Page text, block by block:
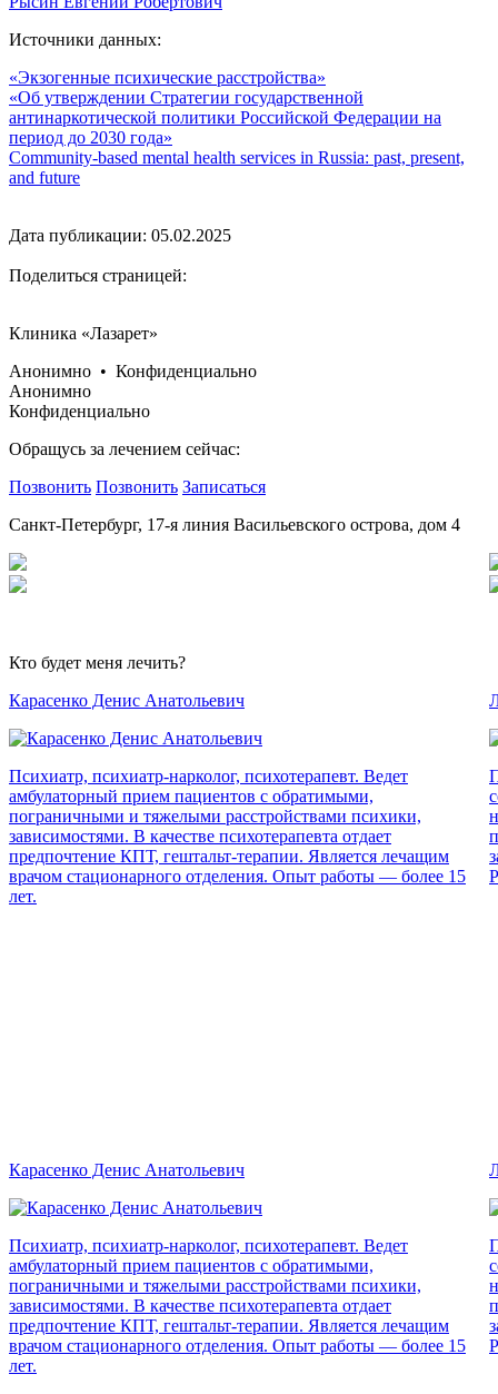
Источники данных:
«Экзогенные психические расстройства»
«Об утверждении Стратегии государственной
антинаркотической политики Российской Федерации на
период до 2030 года»
Community-based mental health services in Russia: past, present,
and future
Дата публикации: 05.02.2025
Поделиться страницей:
Клиника «Лазарет»
Анонимно • Конфиденциально
Анонимно
Конфиденциально
Обращусь за лечением сейчас:
Позвонить Позвонить Записаться
Санкт-Петербург, 17-я линия Васильевского острова, дом 4
Кто будет меня лечить?
Карасенко Денис Анатольевич
Психиатр, психиатр-нарколог, психотерапевт. Ведет
амбулаторный прием пациентов с обратимыми,
пограничными и тяжелыми расстройствами психики,
зависимостями. В качестве психотерапевта отдает
предпочтение КПТ, гештальт-терапии. Является лечащим
врачом стационарного отделения. Опыт работы — более 15
лет.
Карасенко Денис Анатольевич
Психиатр, психиатр-нарколог, психотерапевт. Ведет
амбулаторный прием пациентов с обратимыми,
пограничными и тяжелыми расстройствами психики,
зависимостями. В качестве психотерапевта отдает
предпочтение КПТ, гештальт-терапии. Является лечащим
врачом стационарного отделения. Опыт работы — более 15
лет.